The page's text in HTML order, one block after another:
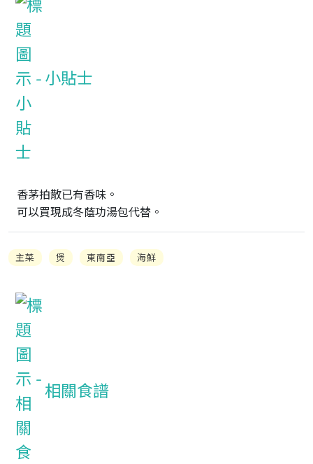
小貼士
香茅拍散已有香味。
可以買現成冬蔭功湯包代替。
主菜 煲 東南亞 海鮮
相關食譜